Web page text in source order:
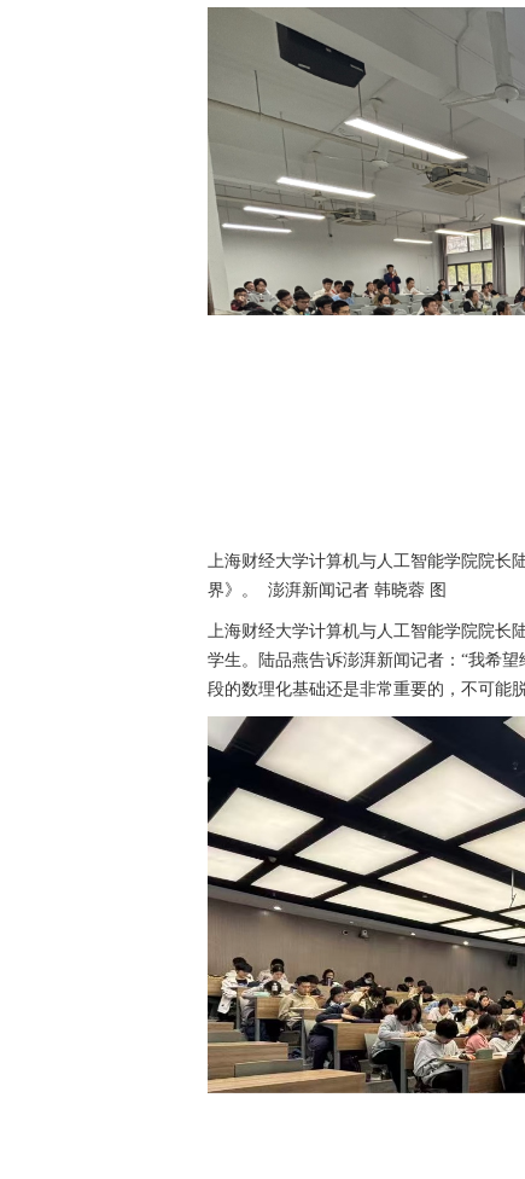
上海财经大学计算机与人工智能学院院长
界》。 澎湃新闻记者 韩晓蓉 图
上海财经大学计算机与人工智能学院院长
学生。陆品燕告诉澎湃新闻记者：“我希
段的数理化基础还是非常重要的，不可能